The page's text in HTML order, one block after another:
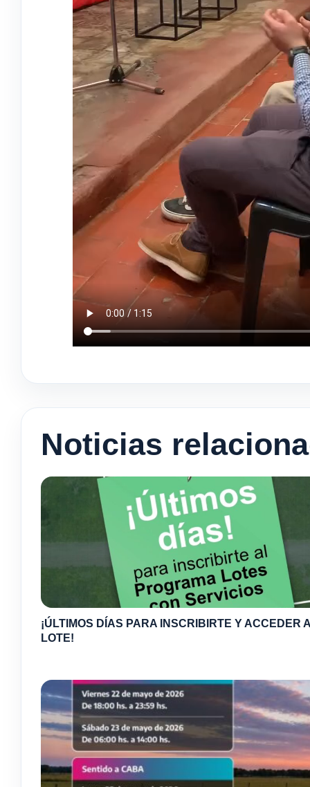
Noticias
¡ÚLTIMOS DÍAS PARA INSCRIBIRTE Y ACCEDER
LOTE!